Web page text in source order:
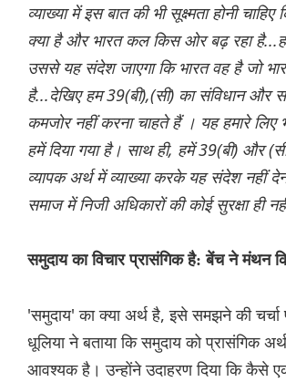
व्याख्या में इस बात की भी सूक्ष्मता होनी
क्या है और भारत कल किस ओर बढ़ रहा
उससे यह संदेश जाएगा कि भारत वह है जो
है...देखिए हम 39(बी),(सी) का संविधान और
कमजोर नहीं करना चाहते हैं । यह हमारे लिए
हमें दिया गया है। साथ ही, हमें 39(बी) और
व्यापक अर्थ में व्याख्या करके यह संदेश नहीं
समाज में निजी अधिकारों की कोई सुरक्षा ही
समुदाय का विचार प्रासंगिक है: बेंच ने मंथन
'समुदाय' का क्या अर्थ है, इसे समझने की
धूलिया ने बताया कि समुदाय को प्रासंगिक
आवश्यक है। उन्होंने उदाहरण दिया कि कैसे